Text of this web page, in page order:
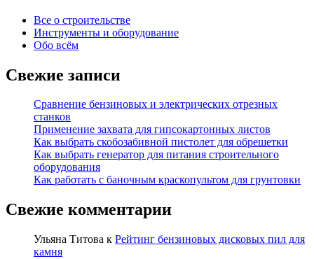
Все о строительстве
Инструменты и оборудование
Обо всём
Свежие записи
Сравнение бензиновых и электрических отрезных
станков
Применение захвата для гипсокартонных листов
Как выбрать скобозабивной пистолет для обрешетки
Как выбрать генератор для питания строительного
оборудования
Как работать с баночным краскопультом для грунтовки
Свежие комментарии
Ульяна Титова к Рейтинг бензиновых дисковых пил для
камня